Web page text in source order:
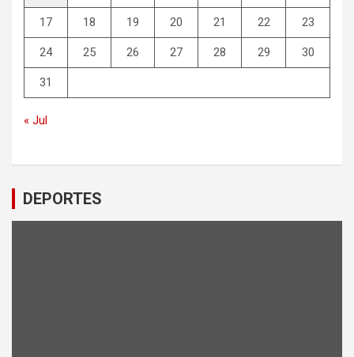
17 18 19 20 21 22 23
24 25 26 27 28 29 30
31
« Jul
DEPORTES